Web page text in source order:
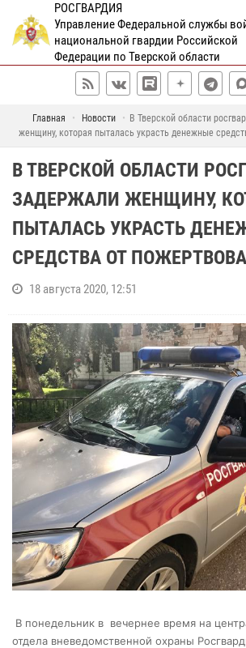
РОСГВАРДИЯ
Управление Федеральной службы
национальной гвардии Российской
Федерации по Тверской области
Главная Новости
В Тверской области
женщину, которая пыталась украсть денежные
В ТВЕРСКОЙ ОБЛАСТИ
ЗАДЕРЖАЛИ ЖЕНЩИНУ,
ПЫТАЛАСЬ УКРАСТЬ
СРЕДСТВА ОТ
18 августа 2020, 12:51
В понедельник в вечернее время на
отдела вневедомственной охраны